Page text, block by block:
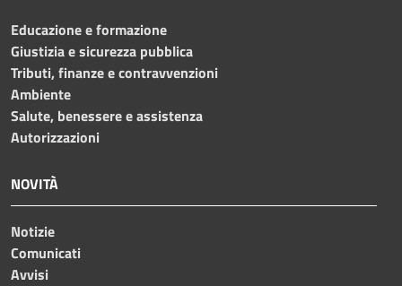
Educazione e formazione
Giustizia e sicurezza pubblica
Tributi, finanze e contravvenzioni
Ambiente
Salute, benessere e assistenza
Autorizzazioni
NOVITÀ
Notizie
Comunicati
Avvisi